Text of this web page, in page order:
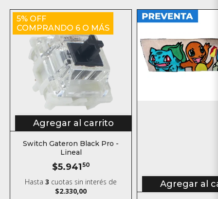
5% OFF
COMPRANDO 6 O MÁS
Agregar al carrito
Switch Gateron Black Pro -
Lineal
$5.94150
Hasta3 cuotas sin interés de
$2.330,00
Agregar al